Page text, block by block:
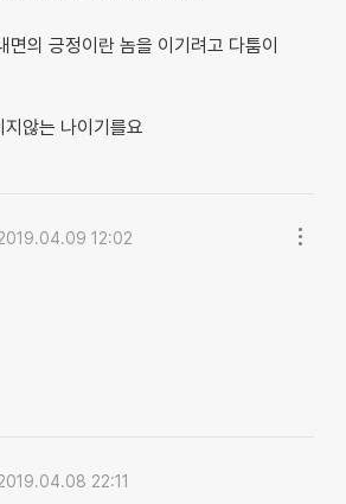
면의 긍정이란 놈을 이기려고 다툼이
않는 나이기를요
12:02
22:11